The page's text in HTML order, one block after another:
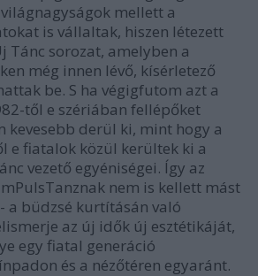
mellett a
is vállaltak, hiszen létezett
Tánc sorozat, amelyben a
még innen lévő, kísérletező
be. S ha végigfutom azt a
től e szériában fellépőket
kevesebb derül ki, mint hogy a
e fiatalok közül kerültek ki a
vezető egyéniségei. Így az
nem is kellett mást
a büdzsé kurtításán való
az új idők új esztétikáját,
egy fiatal generáció
és a nézőtéren egyaránt.